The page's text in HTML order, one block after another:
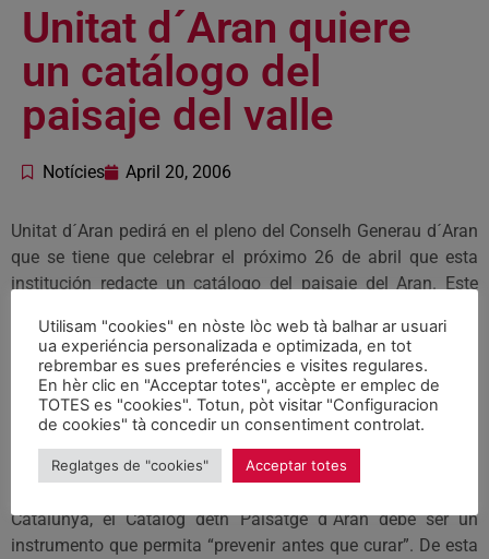
Unitat d´Aran quiere
un catálogo del
paisaje del valle
Notícies April 20, 2006
Unitat d´Aran pedirá en el pleno del Conselh Generau d´Aran
que se tiene que celebrar el próximo 26 de abril que esta
institución redacte un catálogo del paisaje del Aran. Este
prospectivo que determine la tipología de los diversos
paisajes del Aran, que identifique sus valores y su estado de
conservación, que proponga unos objetivos de calidad a
cumplir, y que vele por la coherencia y continuidad de las
Según explicó a LA MAÑANA Paco Boya, portavoz en el
Catalunya, el Catalòg deth Paisatge d´Aran debe ser un
instrumento que permita “prevenir antes que curar”. De esta
Utilisam "cookies" en nòste lòc web tà balhar ar usuari
ua experiéncia personalizada e optimizada, en tot
rebrembar es sues preferéncies e visites regulares.
En hèr clic en "Acceptar totes", accèpte er emplec de
TOTES es "cookies". Totun, pòt visitar "Configuracion
de cookies" tà concedir un consentiment controlat.
Reglatges de "cookies" Acceptar totes